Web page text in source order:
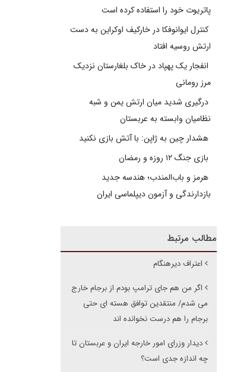
پاتریوت خود را استفاده کرده است
کنترل ایوانوفکا در خارکیف اوکراین به دست
ارتش روسیه افتاد
انفجار یک پهپاد در خاک بلغارستان نزدیک
مرز رومانی
درگیری شدید میان ارتش یمن و شبه
نظامیان وابسته به عربستان
هشدار چین به ژاپن: با آتش بازی نکنید
بازی جنگ ۱۲ روزه و رمضان
هرمز و باب‌المندب؛ هندسه جدید
بازدارندگی و آزمون دیپلماسی ایران
مطالب مرتبط
اعتراف دیرهنگام
اگر من هم جای ترامپ بودم از برجام خارج
می شدم/ منتقدین توافق هسته ای حتی
برجام را هم درست نخوانده اند
دیدار وزرای امور خارجه ایران و عربستان تا
چه اندازه جدی است؟